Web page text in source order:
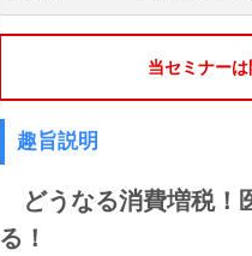
当セミナー
趣旨説明
どうなる消費増税！
る！